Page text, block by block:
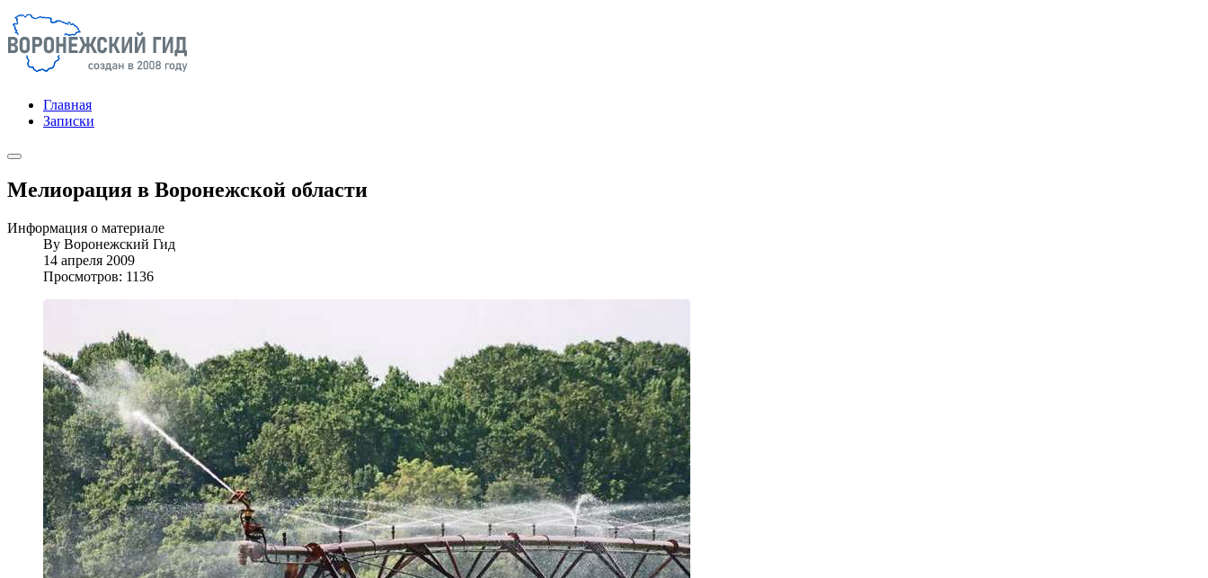
Главная
Записки
Мелиорация в Воронежской области
Информация о материале
By Воронежский Гид
14 апреля 2009
Просмотров: 1136